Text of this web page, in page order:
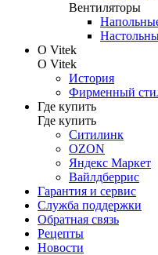
Вентиляторы
О Vitek
О Vitek
История
Фирменный
Где купить
Где купить
Ситилинк
OZON
Яндекс Маркет
Вайлдберрис
Гарантия и сервис
Служба поддержки
Обратная связь
Рецепты
Новости